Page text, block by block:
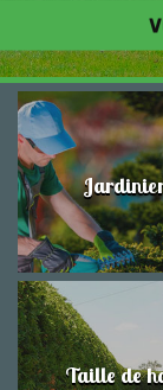
Travail de
Taille de